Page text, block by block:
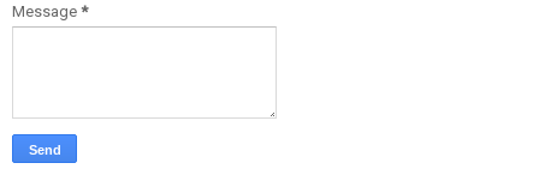
Message *